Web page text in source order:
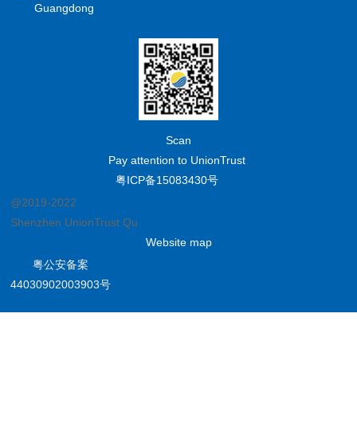
Guangdong
Scan
Pay attention to UnionTrust
粤ICP备15083430号
@2019-2022
Shenzhen UnionTrust Quality and Technology Co., Ltd.
Website map
粤公安备案
44030902003903号